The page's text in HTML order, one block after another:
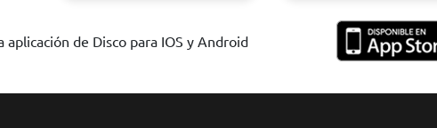
aplicación de Disco para IOS y Android